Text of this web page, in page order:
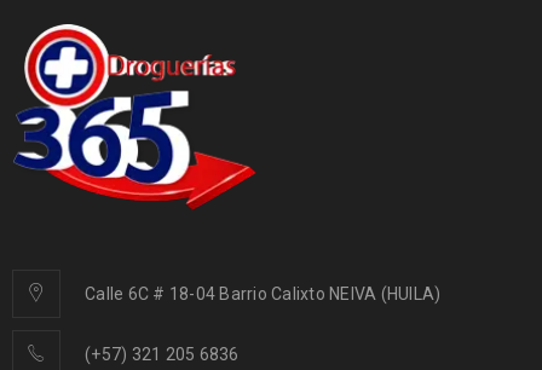
Calle 6C # 18-04 Barrio Calixto NEIVA (HUILA)
(+57) 321 205 6836